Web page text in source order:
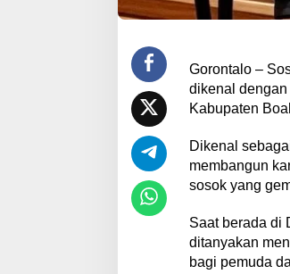
Gorontalo –
dikenal
Kabupaten
Dikenal
membangun
sosok yang
Saat berada di
ditanyakan
bagi pemuda